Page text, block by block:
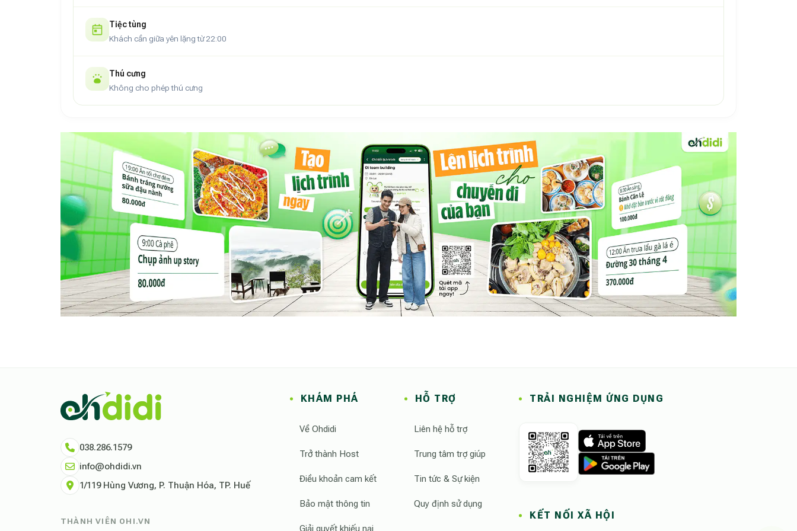
Tiệc tùng
Khách cần giữa yên lặng từ 22:00
Thú cưng
Không cho phép thú cưng
038.286.1579
info@ohdidi.vn
1/119 Hùng Vương, P. Thuận Hóa, TP. Huế
THÀNH VIÊN OHI.VN
KHÁM PHÁ
Về Ohdidi
Trở thành Host
Điều khoản cam kết
Bảo mật thông tin
Giải quyết khiếu nại
HỖ TRỢ
Liên hệ hỗ trợ
Trung tâm trợ giúp
Tin tức & Sự kiện
Quy định sử dụng
TRẢI NGHIỆM ỨNG DỤNG
KẾT NỐI XÃ HỘI